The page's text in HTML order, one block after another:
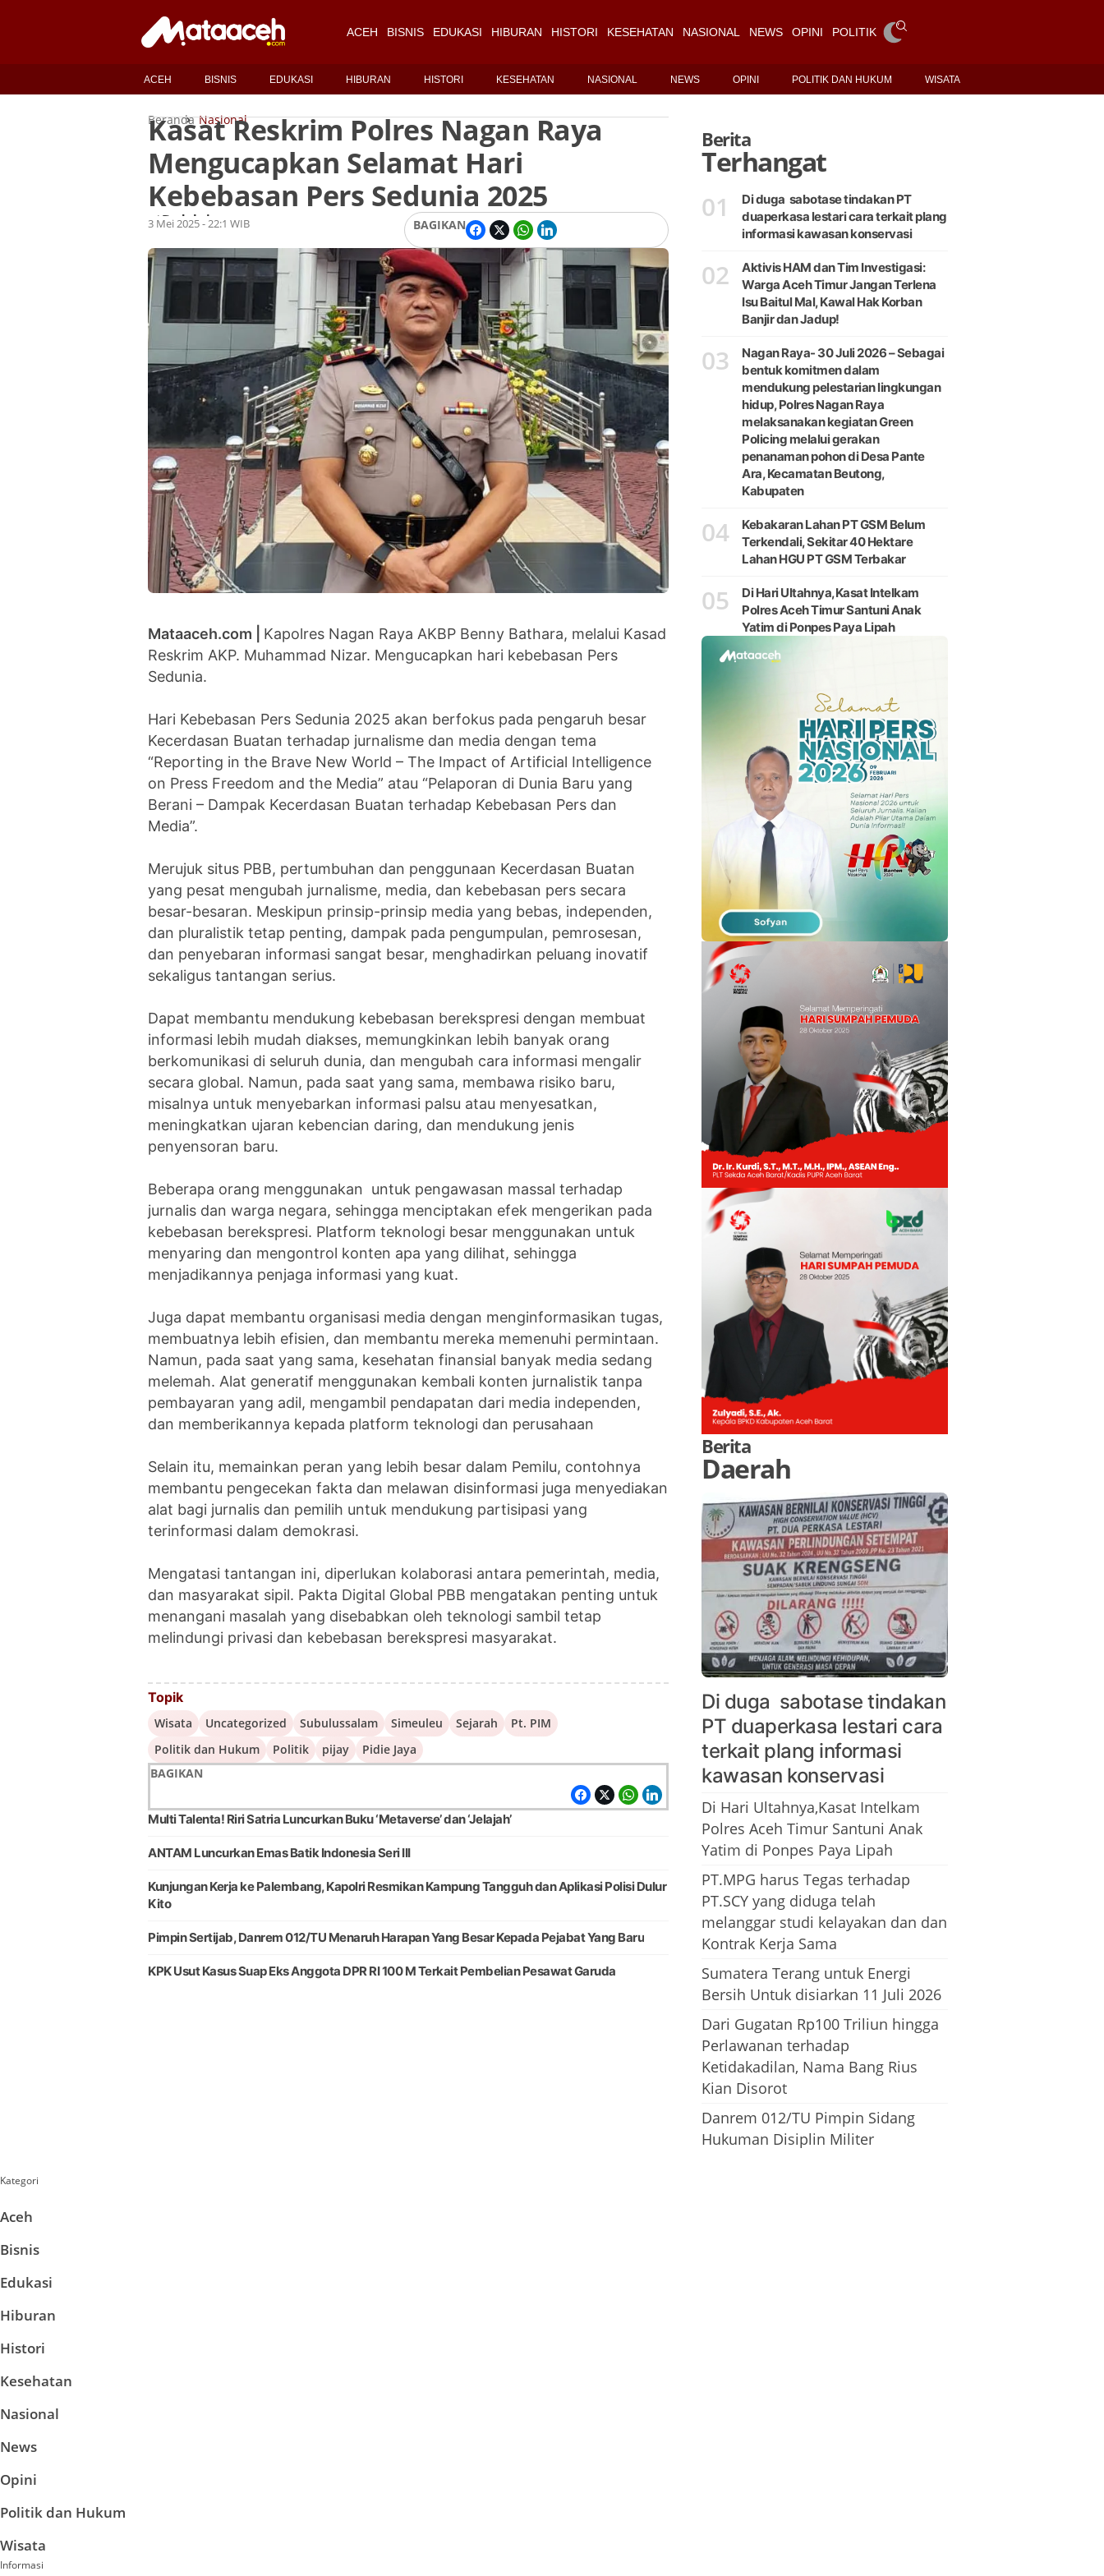
ACEH BISNIS EDUKASI HIBURAN HISTORI KESEHATAN NASIONAL NEWS OPINI POLITIK DAN HUKUM
ACEH BISNIS EDUKASI HIBURAN HISTORI KESEHATAN NASIONAL NEWS OPINI POLITIK DAN HUKUM WISATA
Beranda Nasional
Kasat Reskrim Polres Nagan Raya
Mengucapkan Selamat Hari
Kebebasan Pers Sedunia 2025
OlehRedaksi
3 Mei 2025 - 22:1 WIB BAGIKAN
Mataaceh.com | Kapolres Nagan Raya AKBP Benny Bathara, melalui Kasad
Reskrim AKP. Muhammad Nizar. Mengucapkan hari kebebasan Pers
Sedunia.
Hari Kebebasan Pers Sedunia 2025 akan berfokus pada pengaruh besar
Kecerdasan Buatan terhadap jurnalisme dan media dengan tema
“Reporting in the Brave New World – The Impact of Artificial Intelligence
on Press Freedom and the Media” atau “Pelaporan di Dunia Baru yang
Berani – Dampak Kecerdasan Buatan terhadap Kebebasan Pers dan
Media”.
Merujuk situs PBB, pertumbuhan dan penggunaan Kecerdasan Buatan
yang pesat mengubah jurnalisme, media, dan kebebasan pers secara
besar-besaran. Meskipun prinsip-prinsip media yang bebas, independen,
dan pluralistik tetap penting, dampak pada pengumpulan, pemrosesan,
dan penyebaran informasi sangat besar, menghadirkan peluang inovatif
sekaligus tantangan serius.
Dapat membantu mendukung kebebasan berekspresi dengan membuat
informasi lebih mudah diakses, memungkinkan lebih banyak orang
berkomunikasi di seluruh dunia, dan mengubah cara informasi mengalir
secara global. Namun, pada saat yang sama, membawa risiko baru,
misalnya untuk menyebarkan informasi palsu atau menyesatkan,
meningkatkan ujaran kebencian daring, dan mendukung jenis
penyensoran baru.
Beberapa orang menggunakan untuk pengawasan massal terhadap
jurnalis dan warga negara, sehingga menciptakan efek mengerikan pada
kebebasan berekspresi. Platform teknologi besar menggunakan untuk
menyaring dan mengontrol konten apa yang dilihat, sehingga
menjadikannya penjaga informasi yang kuat.
Juga dapat membantu organisasi media dengan menginformasikan tugas,
membuatnya lebih efisien, dan membantu mereka memenuhi permintaan.
Namun, pada saat yang sama, kesehatan finansial banyak media sedang
melemah. Alat generatif menggunakan kembali konten jurnalistik tanpa
pembayaran yang adil, mengambil pendapatan dari media independen,
dan memberikannya kepada platform teknologi dan perusahaan
Selain itu, memainkan peran yang lebih besar dalam Pemilu, contohnya
membantu pengecekan fakta dan melawan disinformasi juga menyediakan
alat bagi jurnalis dan pemilih untuk mendukung partisipasi yang
terinformasi dalam demokrasi.
Mengatasi tantangan ini, diperlukan kolaborasi antara pemerintah, media,
dan masyarakat sipil. Pakta Digital Global PBB mengatakan penting untuk
menangani masalah yang disebabkan oleh teknologi sambil tetap
melindungi privasi dan kebebasan berekspresi masyarakat.
Topik
Wisata Uncategorized Subulussalam Simeuleu Sejarah
Pt. PIM
Politik dan Hukum
Politik pijay
Pidie Jaya
BAGIKAN
Multi Talenta! Riri Satria Luncurkan Buku ‘Metaverse’ dan ‘Jelajah’
ANTAM Luncurkan Emas Batik Indonesia Seri III
Kunjungan Kerja ke Palembang, Kapolri Resmikan Kampung Tangguh dan Aplikasi Polisi Dulur
Kito
Pimpin Sertijab, Danrem 012/TU Menaruh Harapan Yang Besar Kepada Pejabat Yang Baru
KPK Usut Kasus Suap Eks Anggota DPR RI 100 M Terkait Pembelian Pesawat Garuda
Berita
Terhangat
01
Di duga sabotase tindakan PT
duaperkasa lestari cara terkait plang
informasi kawasan konservasi
02
Aktivis HAM dan Tim Investigasi:
Warga Aceh Timur Jangan Terlena
Isu Baitul Mal, Kawal Hak Korban
Banjir dan Jadup!
03
Nagan Raya- 30 Juli 2026 – Sebagai
bentuk komitmen dalam
mendukung pelestarian lingkungan
hidup, Polres Nagan Raya
melaksanakan kegiatan Green
Policing melalui gerakan
penanaman pohon di Desa Pante
Ara, Kecamatan Beutong,
Kabupaten
04
Kebakaran Lahan PT GSM Belum
Terkendali, Sekitar 40 Hektare
Lahan HGU PT GSM Terbakar
05
Di Hari Ultahnya,Kasat Intelkam
Polres Aceh Timur Santuni Anak
Yatim di Ponpes Paya Lipah
Berita
Daerah
Di duga sabotase tindakan
PT duaperkasa lestari cara
terkait plang informasi
kawasan konservasi
Di Hari Ultahnya,Kasat Intelkam
Polres Aceh Timur Santuni Anak
Yatim di Ponpes Paya Lipah
PT.MPG harus Tegas terhadap
PT.SCY yang diduga telah
melanggar studi kelayakan dan dan
Kontrak Kerja Sama
Sumatera Terang untuk Energi
Bersih Untuk disiarkan 11 Juli 2026
Dari Gugatan Rp100 Triliun hingga
Perlawanan terhadap
Ketidakadilan, Nama Bang Rius
Kian Disorot
Danrem 012/TU Pimpin Sidang
Hukuman Disiplin Militer
Kategori
Aceh
Bisnis
Edukasi
Hiburan
Histori
Kesehatan
Nasional
News
Opini
Politik dan Hukum
Wisata
Informasi